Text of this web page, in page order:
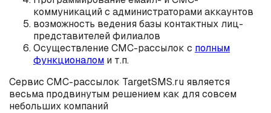
коммуникаций с администраторами аккаунтов
возможность ведения базы контактных лиц-
представителей филиалов
Осуществление СМС-рассылок с полным
функционалом и т.п.
Сервис СМС-рассылок TargetSMS.ru является
весьма продвинутым решением как для совсем
небольших компаний